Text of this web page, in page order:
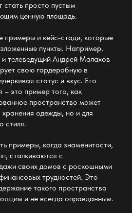
стать просто пустым
ценную площадь.
примеры и кейс-стади, которые
пункты. Например,
и телеведущий Андрей Малахов
свою гардеробную в
статус и вкус. Его
– это пример того, как
пространство может
хранения одежды, но и для
стиля.
примеры, когда знаменитости,
сталкиваются с
своих домов с роскошными
трудностей. Это
такого пространства
и не всегда оправданным.